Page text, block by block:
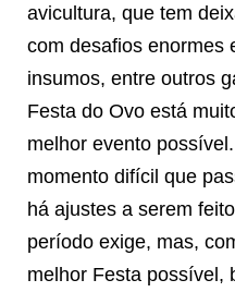
avicultura, que tem
com desafios enormes
insumos, entre outros
Festa do Ovo está
melhor evento
momento difícil que
há ajustes a serem
período exige, mas,
melhor Festa possível,